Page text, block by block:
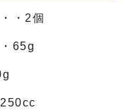
・2個
65g